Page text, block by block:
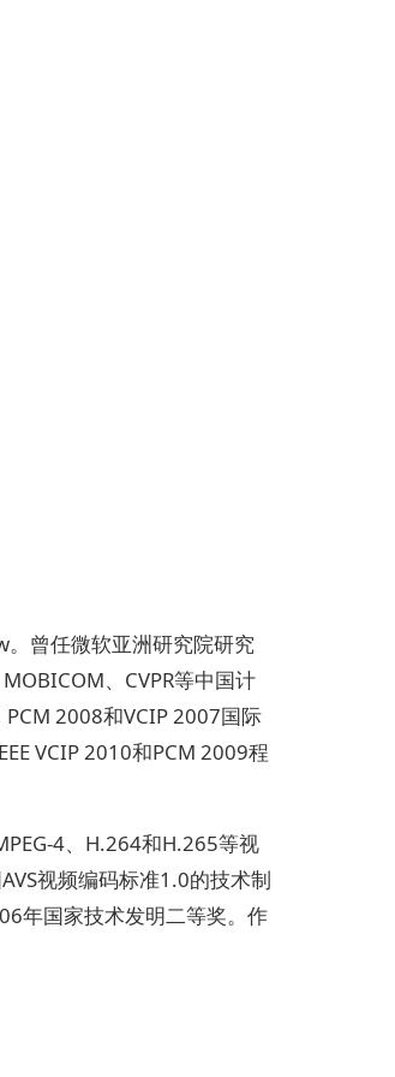
。曾任微软亚洲研究院研究
、CVPR等中国计
2008和VCIP 2007国际
VCIP 2010和PCM 2009程
4、H.264和H.265等视
视频编码标准1.0的技术制
年国家技术发明二等奖。作